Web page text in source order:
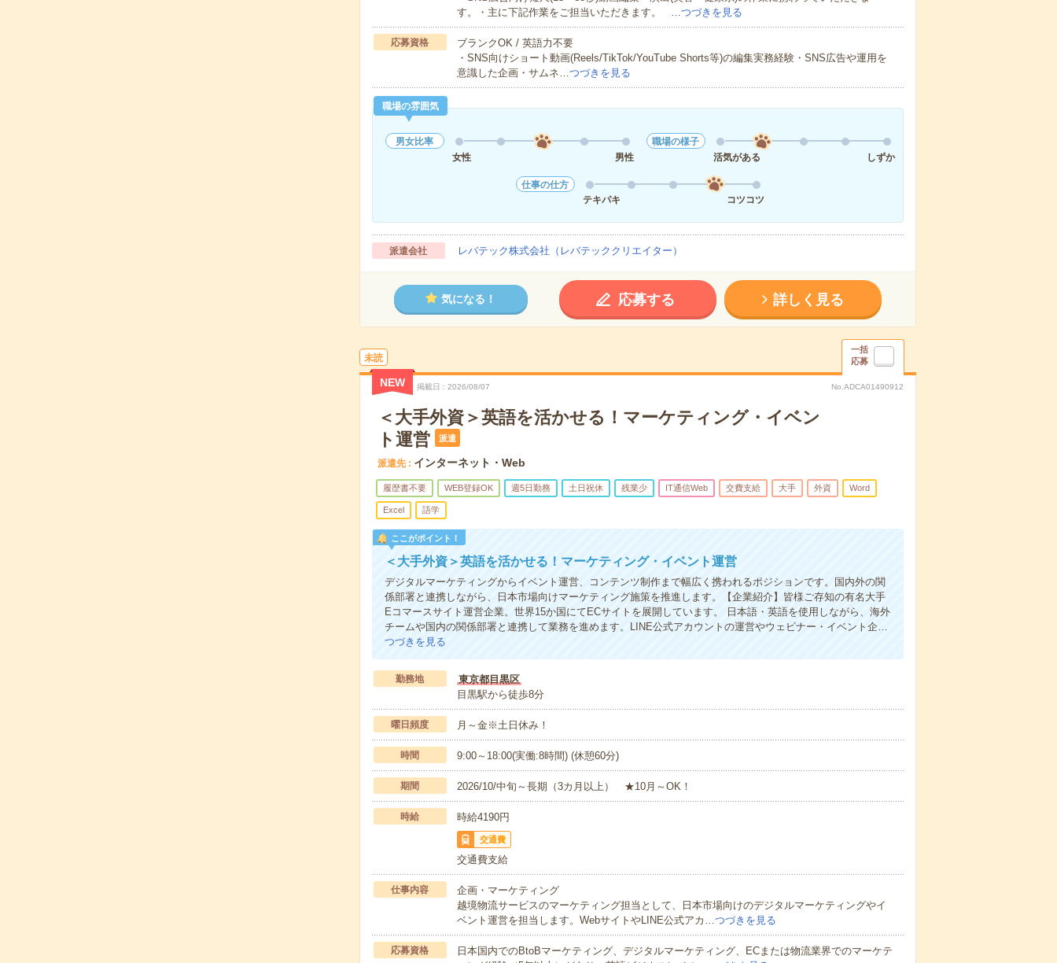
す。・主に下記作業をご担当いただきます。 …つづきを見る
応募資格
ブランクOK / 英語力不要
・SNS向けショート動画(Reels/TikTok/YouTube Shorts等)の編集実務経験・SNS広告や運用を
意識した企画・サムネ…つづきを見る
職場の雰囲気
男女比率
女性
男性
職場の様子
活気がある
しずか
仕事の仕方
テキパキ
コツコツ
派遣会社 レバテック株式会社（レバテッククリエイター）
気になる！ 応募する 詳しく見る
未読
一括
応募
NEW 掲載日 2026/08/07 No.ADCA01490912
＜大手外資＞英語を活かせる！マーケティング・イベン
ト運営
派遣
派遣先 インターネット・Web
履歴書不要 WEB登録OK 週5日勤務 土日祝休 残業少 IT通信Web 交費支給 大手 外資 Word
Excel 語学
ここがポイント！
＜大手外資＞英語を活かせる！マーケティング・イベント運営
デジタルマーケティングからイベント運営、コンテンツ制作まで幅広く携われるポジションです。国内外の関
係部署と連携しながら、日本市場向けマーケティング施策を推進します。【企業紹介】皆様ご存知の有名大手
Eコマースサイト運営企業。世界15か国にてECサイトを展開しています。 日本語・英語を使用しながら、海外
チームや国内の関係部署と連携して業務を進めます。LINE公式アカウントの運営やウェビナー・イベント企…
つづきを見る
勤務地
東京都目黒区
目黒駅から徒歩8分
曜日頻度 月～金※土日休み！
時間 9:00～18:00(実働:8時間) (休憩60分)
期間 2026/10/中旬～長期（3カ月以上） ★10月～OK！
時給 時給4190円
交通費
交通費支給
仕事内容
企画・マーケティング
越境物流サービスのマーケティング担当として、日本市場向けのデジタルマーケティングやイ
ベント運営を担当します。WebサイトやLINE公式アカ…つづきを見る
応募資格
日本国内でのBtoBマーケティング、デジタルマーケティング、ECまたは物流業界でのマーケテ